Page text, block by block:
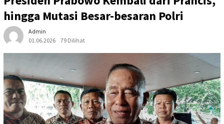
hingga Mutasi Besar-besaran Polri
Admin
01.06.2026
79 Dilihat